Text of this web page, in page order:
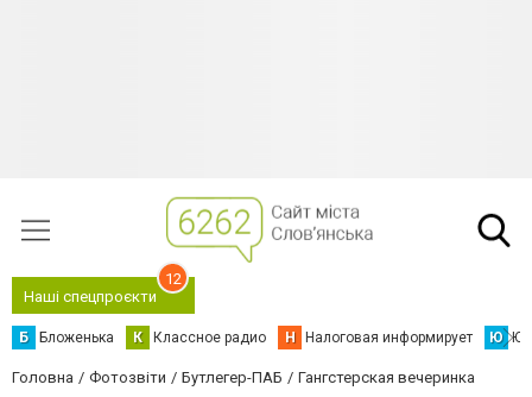
Наші спецпроєкти
12
Б Бложенька К Классное радио Н Налоговая информирует Ю
Головна Фотозвіти Бутлегер-ПАБ Гангстерская вечеринка